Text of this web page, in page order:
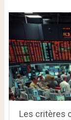
Les critères